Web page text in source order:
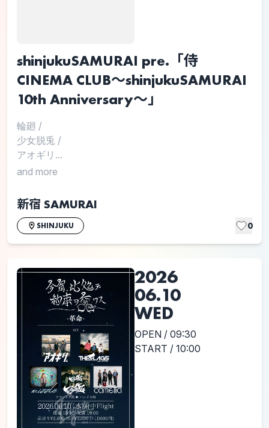
shinjukuSAMURAI pre.「侍
CINEMA CLUB〜shinjukuSAMURAI
10th Anniversary〜」
輪廻 /
少女脱兎 /
アオギリ...
and more
新宿 SAMURAI
SHINJUKU 0
2026
06.10
WED
OPEN / 09:30
START / 10:00